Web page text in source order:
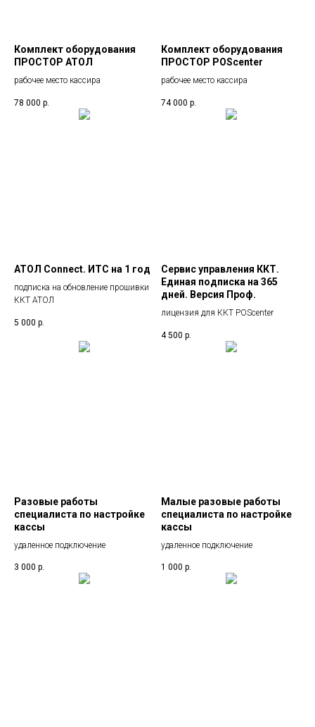
Комплект оборудования
ПРОСТОР АТОЛ
рабочее место кассира
78 000 р.
Комплект оборудования
ПРОСТОР POScenter
рабочее место кассира
74 000 р.
АТОЛ Connect. ИТС на 1 год
подписка на обновление прошивки
ККТ АТОЛ
5 000 р.
Сервис управления ККТ.
Единая подписка на 365
дней. Версия Проф.
лицензия для ККТ POScenter
4 500 р.
Разовые работы
специалиста по настройке
кассы
удаленное подключение
3 000 р.
Малые разовые работы
специалиста по настройке
кассы
удаленное подключение
1 000 р.